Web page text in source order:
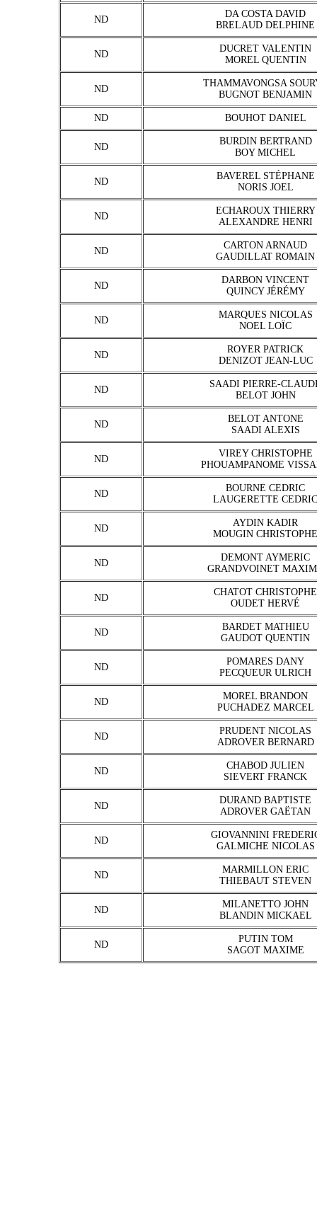
ND
DA COSTA DAVID
BRELAUD DELPHINE
ND
DUCRET VALENTIN
MOREL QUENTIN
ND
THAMMAVONGSA
BUGNOT BENJAMIN
ND BOUHOT DANIEL
ND
BURDIN BERTRAND
BOY MICHEL
ND
BAVEREL STÉPHANE
NORIS JOEL
ND
ECHAROUX THIERRY
ALEXANDRE HENRI
ND
CARTON ARNAUD
GAUDILLAT ROMAIN
ND
DARBON VINCENT
QUINCY JÉRÉMY
ND
MARQUES NICOLAS
NOEL LOÏC
ND
ROYER PATRICK
DENIZOT JEAN-LUC
ND
SAADI PIERRE-
BELOT JOHN
ND
BELOT ANTONE
SAADI ALEXIS
ND
VIREY CHRISTOPHE
PHOUAMPANOME
ND
BOURNE CEDRIC
LAUGERETTE CEDRIC
ND
AYDIN KADIR
MOUGIN CHRISTOPHE
ND
DEMONT AYMERIC
GRANDVOINET
ND
CHATOT CHRISTOPHE
OUDET HERVÉ
ND
BARDET MATHIEU
GAUDOT QUENTIN
ND
POMARES DANY
PECQUEUR ULRICH
ND
MOREL BRANDON
PUCHADEZ MARCEL
ND
PRUDENT NICOLAS
ADROVER BERNARD
ND
CHABOD JULIEN
SIEVERT FRANCK
ND
DURAND BAPTISTE
ADROVER GAËTAN
ND
GIOVANNINI
GALMICHE NICOLAS
ND
MARMILLON ERIC
THIEBAUT STEVEN
ND
MILANETTO JOHN
BLANDIN MICKAEL
ND
PUTIN TOM
SAGOT MAXIME